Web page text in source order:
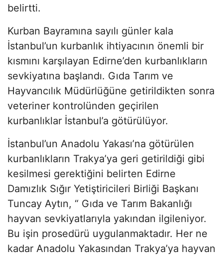
belirtti.
Kurban Bayramına sayılı günler kala
İstanbul’un kurbanlık ihtiyacının önemli bir
kısmını karşılayan Edirne’den kurbanlıkların
sevkiyatına başlandı. Gıda Tarım ve
Hayvancılık Müdürlüğüne getirildikten sonra
veteriner kontrolünden geçirilen
kurbanlıklar İstanbul’a götürülüyor.
İstanbul’un Anadolu Yakası’na götürülen
kurbanlıkların Trakya’ya geri getirildiği gibi
kesilmesi gerektiğini belirten Edirne
Damızlık Sığır Yetiştiricileri Birliği Başkanı
Tuncay Aytın, “ Gıda ve Tarım Bakanlığı
hayvan sevkiyatlarıyla yakından ilgileniyor.
Bu işin prosedürü uygulanmaktadır. Her ne
kadar Anadolu Yakasından Trakya’ya hayvan